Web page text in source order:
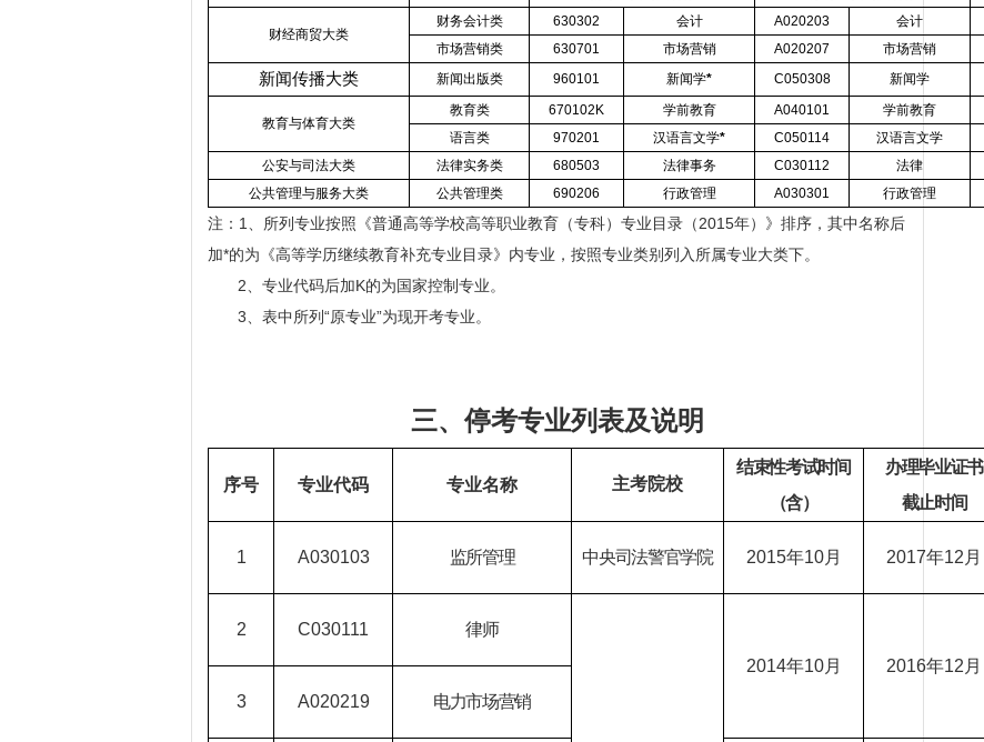
财经商贸大类
财务会计类 630302 会计 A020203 会计
市场营销类
630701 市场营销 A020207 市场营销
新闻传播大类 新闻出版类 960101 新闻学* C050308 新闻学
教育与体育大类
教育类 670102K 学前教育 A040101 学前教育
语言类
970201 汉语言文学* C050114 汉语言文学
公安与司法大类
法律实务类 680503 法律事务 C030112 法律
公共管理与服务大类
公共管理类 690206 行政管理 A030301 行政管理
注：1、所列专业按照《普通高等学校高等职业教育（专科）专业目录（2015年）》排序，其中名称后
加*的为《高等学历继续教育补充专业目录》内专业，按照专业类别列入所属专业大类下。
2、 专业代码后加K的为国家控制专业。
3、 表中所列“原专业”为现开考专业。
三、停考专业列表及说明
序号 专业代码 专业名称 主考院校
结束性考试时间
（含）
办理毕业证书
截止时间
1 A030103 监所管理 中央司法警官学院 2015年10月 2017年12月
2 C030111
律师
2014年10月 2016年12月
3 A020219 电力市场营销